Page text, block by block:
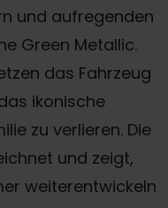
und aufregenden
Green Metallic.
das Fahrzeug
ikonische
zu verlieren. Die
und zeigt,
weiterentwickeln